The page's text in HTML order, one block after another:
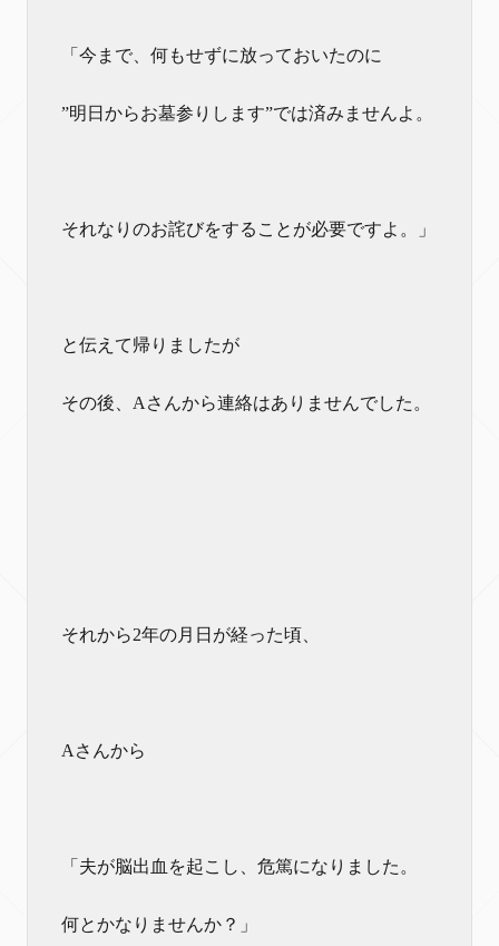
「今まで、何もせずに放っておいたのに
”明日からお墓参りします”では済みませんよ。
それなりのお詫びをすることが必要ですよ。」
と伝えて帰りましたが
その後、Aさんから連絡はありませんでした。
それから2年の月日が経った頃、
Aさんから
「夫が脳出血を起こし、危篤になりました。
何とかなりませんか？」